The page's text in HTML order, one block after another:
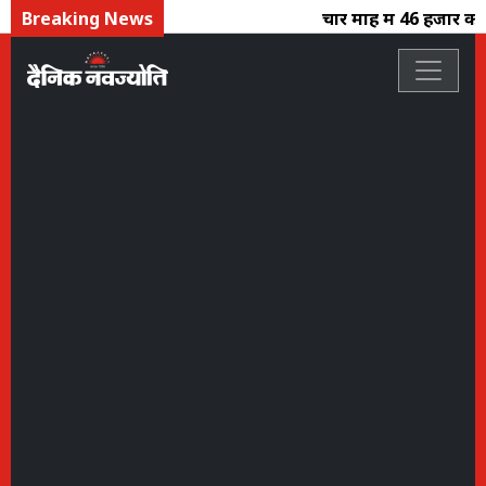
Breaking News चार माह में 46 हजार